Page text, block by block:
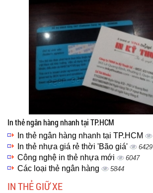
In thẻ ngân hàng nhanh tại TP.HCM
In thẻ ngân hàng nhanh tại TP.HCM
In thẻ nhựa giá rẻ thời 'Bão giá' 6429
Công nghệ in thẻ nhựa mới 6047
Các loại thẻ ngân hàng 5844
IN THẺ GIỮ XE